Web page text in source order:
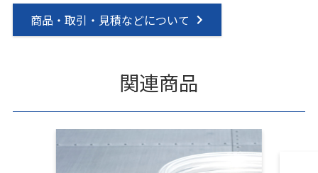
商品・取引・見積などについて
関連商品